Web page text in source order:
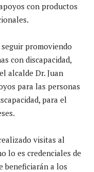
con productos
promoviendo
con discapacidad,
alcalde Dr. Juan
para las personas
para el
visitas al
lo es credenciales de
beneficiarán a los